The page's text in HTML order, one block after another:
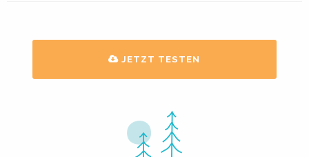
JETZT TESTEN